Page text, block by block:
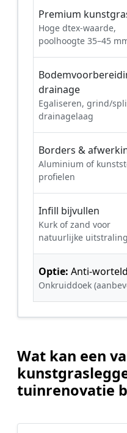
Premium
Hoge dtex-waarde,
poolhoogte 35–45
drainage
Egaliseren, grind/
drainagelaag
Borders &
Aluminium of
profielen
Infill bijvullen
Kurk of zand voor
natuurlijke uitstraling
Optie: Anti-
Onkruiddoek
Wat kan een
tuinrenovatie